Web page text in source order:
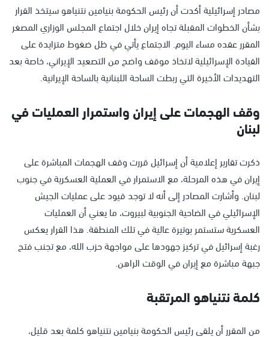
مصادر إسرائيلية أكدت أن رئيس الحكومة بنيامين نتنياهو سيتخذ القرار
بشأن الخطوات المقبلة تجاه إيران خلال اجتماع المجلس الوزاري المصغر
المقرر عقده مساء اليوم. الاجتماع يأتي في ظل ضغوط متزايدة على
القيادة الإسرائيلية لاتخاذ موقف واضح من التصعيد الإيراني، خاصة بعد
التهديدات الأخيرة التي ربطت الساحة اللبنانية بالساحة الإيرانية.
وقف الهجمات على إيران واستمرار العمليات في
لبنان
ذكرت تقارير إعلامية أن إسرائيل قررت وقف الهجمات المباشرة على
إيران في هذه المرحلة، مع الاستمرار في العملية العسكرية في جنوب
لبنان. وأشارت المصادر إلى أنه لا توجد قيود على عمليات الجيش
الإسرائيلي في الضاحية الجنوبية لبيروت، ما يعني أن العمليات
العسكرية ستستمر بوتيرة عالية في تلك المنطقة. هذا القرار يعكس
رغبة إسرائيل في تركيز جهودها على مواجهة حزب الله، مع تجنب فتح
جبهة مباشرة مع إيران في الوقت الراهن.
كلمة نتنياهو المرتقبة
من المقرر أن يلقي رئيس الحكومة بنيامين نتنياهو كلمة بعد قليل،